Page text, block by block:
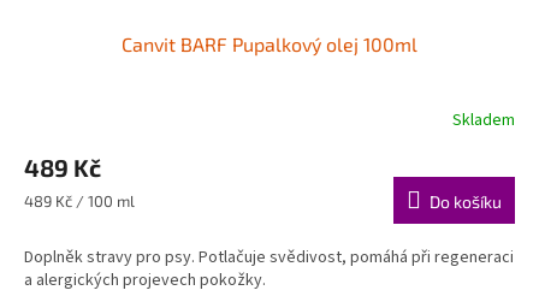
Canvit BARF Pupalkový olej 100ml
Skladem
489 Kč
Měrná
489 Kč / 100 ml Do košíku
Doplněk stravy pro psy. Potlačuje svědivost, pomáhá při regeneraci
a alergických projevech pokožky.